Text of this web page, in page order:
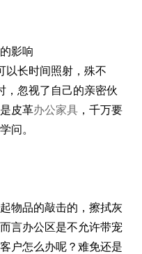
影响
以长时间照射，殊不
，忽视了自己的亲密伙
皮革办公家具 ，千万要
问。
物品的敲击的，擦拭灰
言办公区是不允许带宠
户怎么办呢？难免还是